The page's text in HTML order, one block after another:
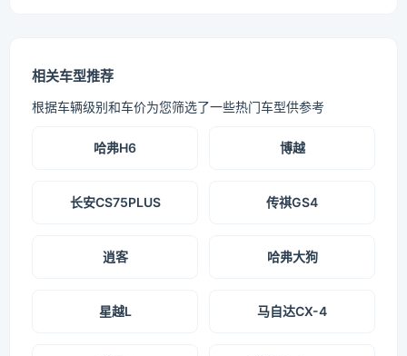
相关车型推荐
根据车辆级别和车价为您筛选了一些热门车型供参考
哈弗H6 博越
长安CS75PLUS 传祺GS4
逍客 哈弗大狗
星越L 马自达CX-4